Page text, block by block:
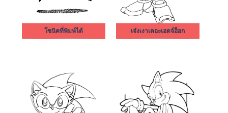
โซนิคที่พิมพ์ได้ เจ๋งเงาเดอะเฮดจ์ฮ็อก